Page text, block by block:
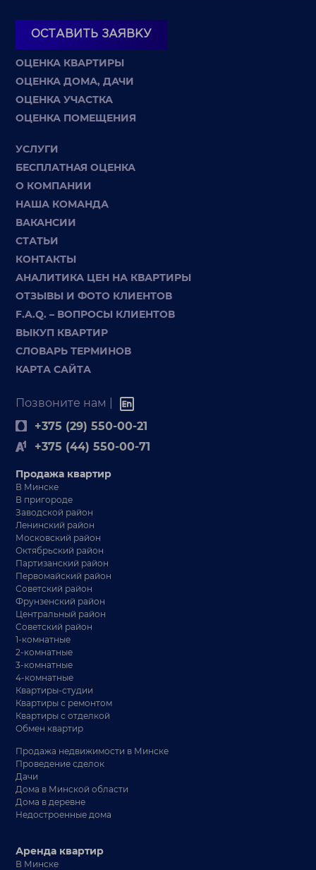
ОСТАВИТЬ ЗАЯВКУ
ОЦЕНКА КВАРТИРЫ
ОЦЕНКА ДОМА, ДАЧИ
ОЦЕНКА УЧАСТКА
ОЦЕНКА ПОМЕЩЕНИЯ
УСЛУГИ
БЕСПЛАТНАЯ ОЦЕНКА
О КОМПАНИИ
НАША КОМАНДА
ВАКАНСИИ
СТАТЬИ
КОНТАКТЫ
АНАЛИТИКА ЦЕН НА КВАРТИРЫ
ОТЗЫВЫ И ФОТО КЛИЕНТОВ
F.A.Q. – ВОПРОСЫ КЛИЕНТОВ
ВЫКУП КВАРТИР
СЛОВАРЬ ТЕРМИНОВ
КАРТА САЙТА
Позвоните нам |
+375 (29) 550-00-21
+375 (44) 550-00-71
Продажа квартир
В Минске
В пригороде
Заводской район
Ленинский район
Московский район
Октябрьский район
Партизанский район
Первомайский район
Советский район
Фрунзенский район
Центральный район
Советский район
1-комнатные
2-комнатные
3-комнатные
4-комнатные
Квартиры-студии
Квартиры с ремонтом
Квартиры с отделкой
Обмен квартир
Продажа недвижимости в Минске
Проведение сделок
Дачи
Дома в Минской области
Дома в деревне
Недостроенные дома
Аренда квартир
В Минске